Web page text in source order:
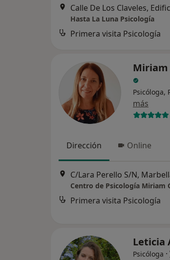
Hasta La Luna Psicología
Primera visita Psicología
Miriam
Psicóloga,
más
Dirección Online
C/Lara Perello S/N,
Centro de Psicología Miriam
Primera visita Psicología
Leticia
Psicóloga ·